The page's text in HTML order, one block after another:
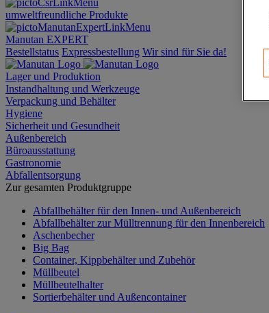
umweltfreundliche Produkte
Manutan EXPERT
Bestellstatus Expressbestellung Wir sind für Sie da!
Lager und Produktion
Instandhaltung und Werkzeuge
Verpackung und Behälter
Hygiene
Sicherheit und Gesundheit
Außenbereich
Büroausstattung
Gastronomie
Abfallentsorgung
Zur gesamten Produktgruppe
Abfallbehälter für den Innen- und Außenbereich
Abfallbehälter zur Mülltrennung für den Innenbereich
Aschenbecher
Big Bag
Container, Kippbehälter und Zubehör
Müllbeutel
Müllbeutelhalter
Sortierbehälter und Außencontainer